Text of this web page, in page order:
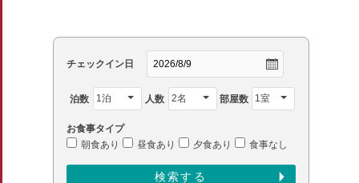
チェックイン日
泊数 人数 部屋数
お食事タイプ
朝食あり
昼食あり 夕食あり 食事なし